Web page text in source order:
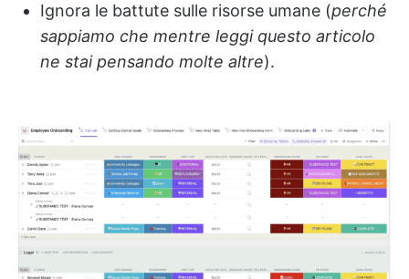
Ignora le battute sulle risorse umane (perché
sappiamo che mentre leggi questo articolo
ne stai pensando molte altre).